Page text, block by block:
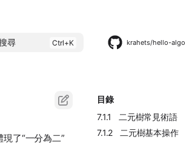
尋 krahets/hello-algo
目錄
7.1.1 二元樹常見術語
7.1.2 二元樹基本操作
了“一分為二”